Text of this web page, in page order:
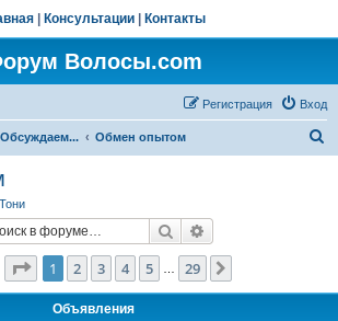
Консультации Контакты
Волосы.com
Вход
Регистрация
Обсуждаем... Обмен опытом
Поиск
Страница из 29
1 2 3 4 5 29
Объявления